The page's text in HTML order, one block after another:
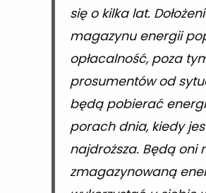
się o kilka lat.
magazynu energii
opłacalność, poza
prosumentów od
będą pobierać
porach dnia, kiedy
najdroższa. Będą oni
zmagazynowaną